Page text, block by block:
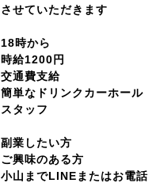
させていただきます
18時から
時給1200円
交通費支給
簡単なドリンクカーホール
スタッフ
副業したい方
ご興味のある方
小山までLINEまたはお電話